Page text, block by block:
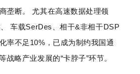
垄断。 尤其在高速数据处理领
车载SerDes、相干&非相干DSP
率不足10%，已成为制约我国通
战略产业发展的“卡脖子”环节。